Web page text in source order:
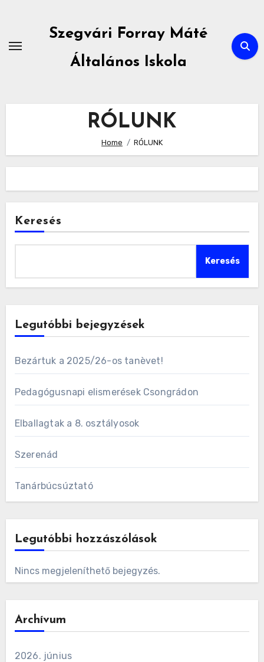
content
Szegvári Forray Máté
Általános Iskola
RÓLUNK
Home RÓLUNK
Keresés
Keresés
Legutóbbi bejegyzések
Bezártuk a 2025/26-os tanèvet!
Pedagógusnapi elismerések Csongrádon
Elballagtak a 8. osztályosok
Szerenád
Tanárbúcsúztató
Legutóbbi hozzászólások
Nincs megjeleníthető bejegyzés.
Archívum
2026. június